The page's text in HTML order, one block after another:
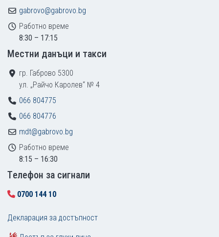
gabrovo@gabrovo.bg
Работно време
8:30 – 17:15
Местни данъци и такси
гр. Габрово 5300
ул. „Райчо Каролев“ № 4
066 804775
066 804776
mdt@gabrovo.bg
Работно време
8:15 – 16:30
Tелефон за сигнали
0700 144 10
Декларация за достъпност